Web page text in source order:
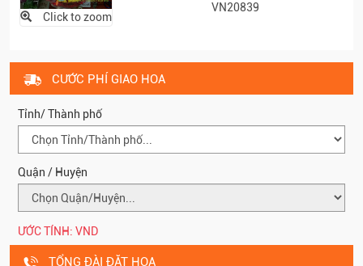
Click to zoom
VN20839
CƯỚC PHÍ GIAO HOA
Tỉnh/ Thành phố
Quận / Huyện
ƯỚC TÍNH: VND
TỔNG ĐÀI ĐẶT HOA